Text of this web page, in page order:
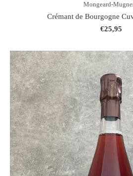
Mongeard-
Crémant de Bourgogne
€25,95